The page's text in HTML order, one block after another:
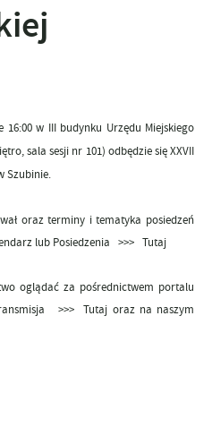
16:00 w III budynku Urzędu Miejskiego
sala sesji nr 101) odbędzie sięXXVII
Szubinie.
oraz terminy i tematyka posiedzeń
lub Posiedzenia >>> Tutaj
oglądać za pośrednictwem portalu
>>> Tutaj oraz na naszym